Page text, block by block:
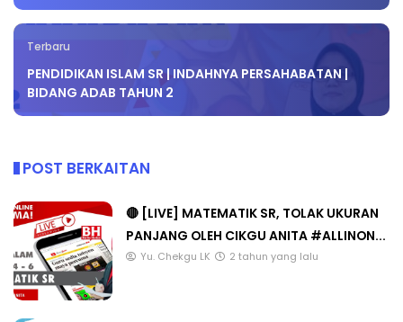
Terbaru
PENDIDIKAN ISLAM SR | INDAHNYA PERSAHABATAN |
BIDANG ADAB TAHUN 2
POST BERKAITAN
🔴 [LIVE] MATEMATIK SR, TOLAK UKURAN
PANJANG OLEH CIKGU ANITA #ALLINON...
Yu. Chekgu LK 2 tahun yang lalu